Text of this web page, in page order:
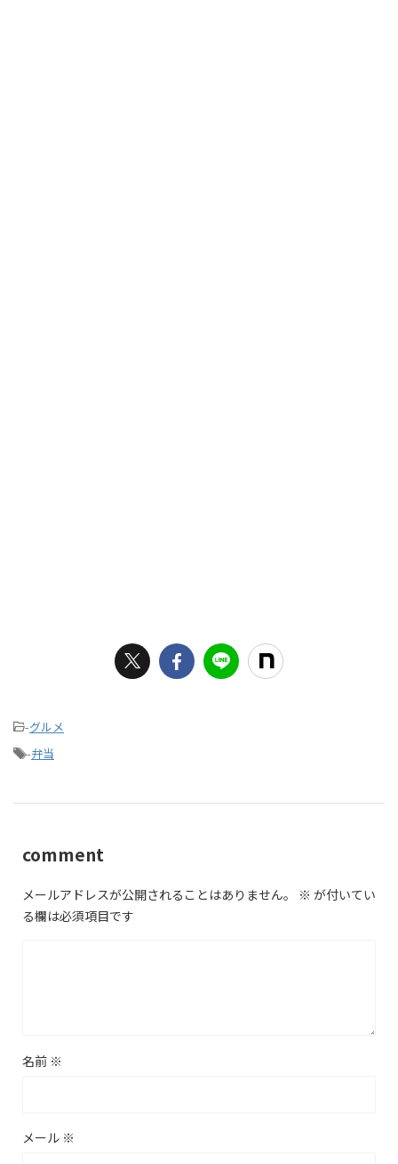
-グルメ
-弁当
comment
メールアドレスが公開されることはありません。 ※ が付いてい
る欄は必須項目です
名前 ※
メール ※